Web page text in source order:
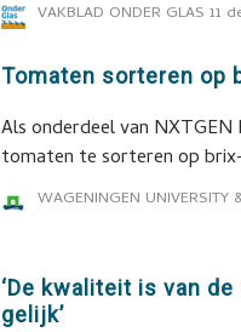
VAKBLAD ONDER GLAS 11
Tomaten sorteren op
Als onderdeel van
tomaten te sorteren op
WAGENINGEN UNIVERSITY
‘De kwaliteit is van
gelijk’